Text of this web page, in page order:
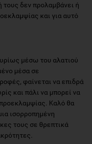
τους δεν προλαμβάνει ή
και για αυτό
μέσω του αλατιού
μέσα σε
φαίνεται να επιδρά
και πάλι να μπορεί να
Καλό θα
ισορροπημένη
τους σε θρεπτικά